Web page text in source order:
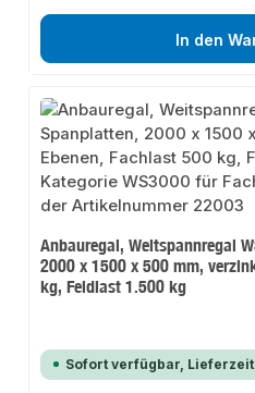
In den
Anbauregal, Weitspannregal
2000 x 1500 x 500 mm,
kg, Feldlast 1.500 kg
Sofort verfügbar, Lieferzeit